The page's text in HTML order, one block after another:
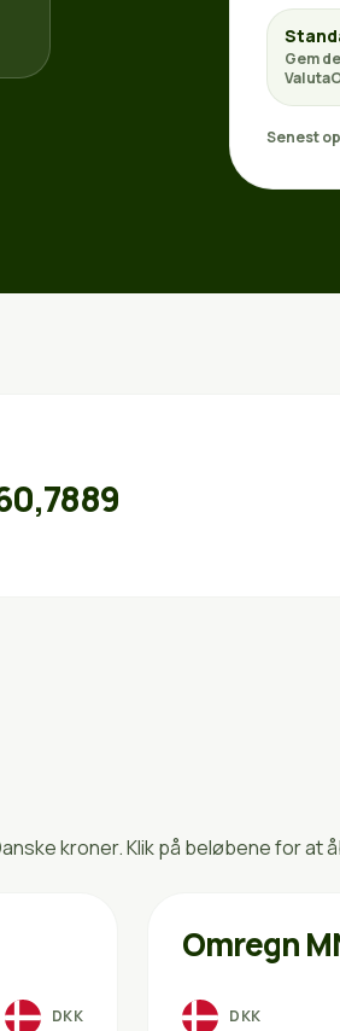
Gem
Senest
kroner. Klik på beløbene for at
DKK
Omregn
DKK